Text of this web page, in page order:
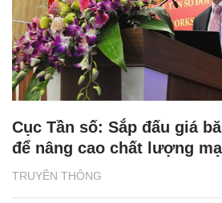
TRUYỀN THÔNG
Cục Tần số: Sắp đấu giá
để nâng cao chất lượng